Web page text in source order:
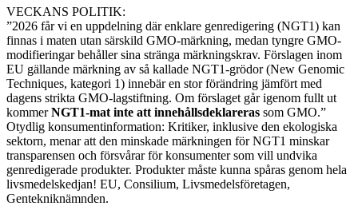
VECKANS POLITIK:
”2026 får vi en uppdelning där enklare genredigering (NGT1) kan
finnas i maten utan särskild GMO-märkning, medan tyngre GMO-
modifieringar behåller sina stränga märkningskrav. Förslagen inom
EU gällande märkning av så kallade NGT1-grödor (New Genomic
Techniques, kategori 1) innebär en stor förändring jämfört med
dagens strikta GMO-lagstiftning. Om förslaget går igenom fullt ut
kommerNGT1-mat inte att innehållsdeklareras som GMO.”
Otydlig konsumentinformation: Kritiker, inklusive den ekologiska
sektorn, menar att den minskade märkningen för NGT1 minskar
transparensen och försvårar för konsumenter som vill undvika
genredigerade produkter. Produkter måste kunna spåras genom hela
livsmedelskedjan! EU, Consilium, Livsmedelsföretagen,
Gentekniknämnden.